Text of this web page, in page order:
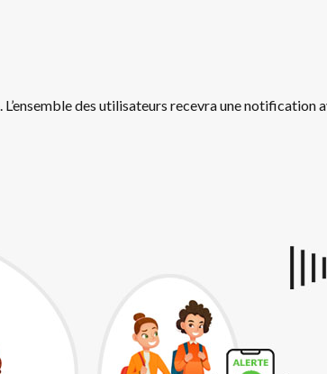
des utilisateurs recevra une notification